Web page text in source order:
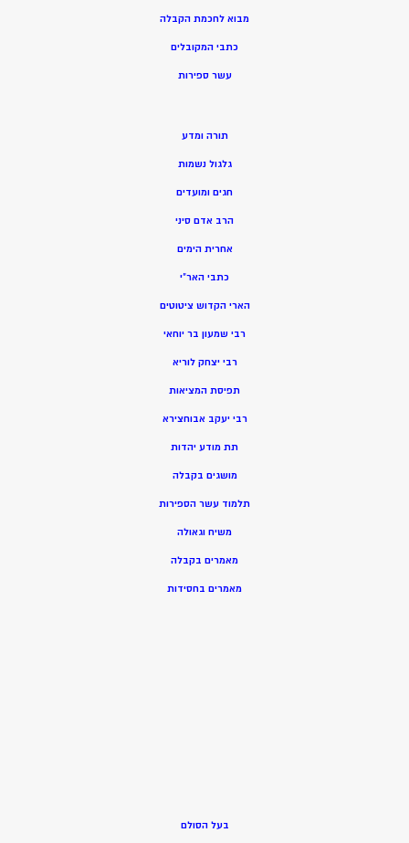
מבוא לחכמת הקבלה
כתבי המקובלים
עשר ספירות
תורה ומדע
גלגול נשמות
חגים ומועדים
הרב אדם סיני
אחרית הימים
כתבי האר”י
הארי הקדוש ציטוטים
רבי שמעון בר יוחאי
רבי יצחק לוריא
תפיסת המציאות
רבי יעקב אבוחצירא
תת מודע יהדות
מושגים בקבלה
תלמוד עשר הספירות
משיח וגאולה
מאמרים בקבלה
מאמרים בחסידות
בעל הסולם